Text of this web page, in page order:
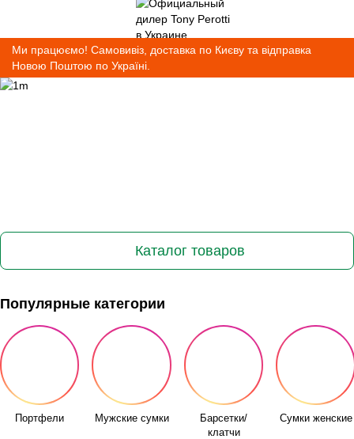
Ми працюємо! Самовивіз, доставка по Києву та відправка
Новою Поштою по Україні.
Каталог товаров
Популярные категории
Портфели Мужские сумки
Барсетки/
клатчи
Сумки женские